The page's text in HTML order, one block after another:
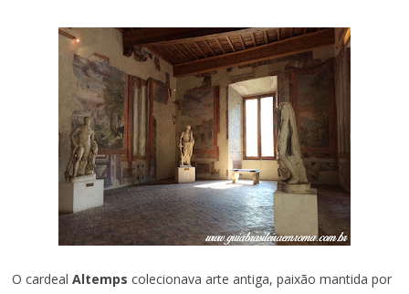
O cardealAltemps colecionava arte antiga, paixão mantida por